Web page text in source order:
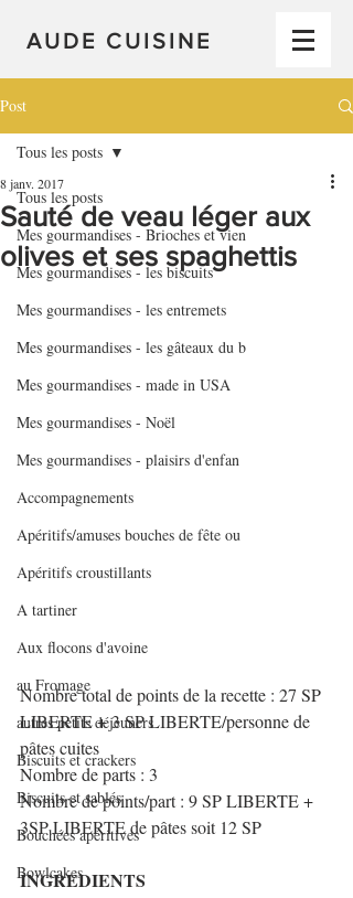
AUDE CUISINE
Post
Tous les posts
Mes gourmandises - Brioches et vien
Mes gourmandises - les biscuits
Mes gourmandises - les entremets
Mes gourmandises - les gâteaux du b
Mes gourmandises - made in USA
Mes gourmandises - Noël
Mes gourmandises - plaisirs d'enfan
Accompagnements
Apéritifs/amuses bouches de fête ou
Apéritifs croustillants
A tartiner
Aux flocons d'avoine
au Fromage
autres petits déjeuners
Biscuits et crackers
Biscuits et sablés
Bouchées apéritives
Bowlcakes
Tous les posts
Sauté de veau léger aux
olives et ses spaghettis
8 janv. 2017
Nombre total de points de la recette : 27 SP
LIBERTE + 3 SP LIBERTE/personne de
pâtes cuites
Nombre de parts : 3
Nombre de points/part : 9 SP LIBERTE +
3SP LIBERTE de pâtes soit 12 SP
INGREDIENTS